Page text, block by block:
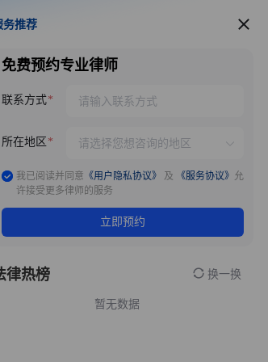
服务推荐
务推荐
免费预约专业律师
联系方式
所在地区
我已阅读并同意 《用户隐私协议》 及 《服务协议》 允
许接受更多律师的服务
立即预约
律热榜 换一换
暂无数据